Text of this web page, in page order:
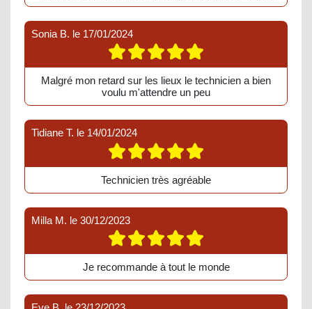
Sonia B. le 17/01/2024
Malgré mon retard sur les lieux le technicien a bien
voulu m'attendre un peu
Tidiane T. le 14/01/2024
Technicien très agréable
Milla M. le 30/12/2023
Je recommande à tout le monde